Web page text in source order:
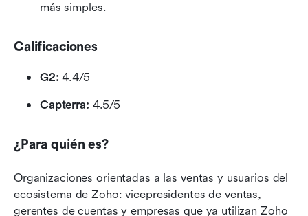
más simples.
Calificaciones
G2: 4.4/5
Capterra: 4.5/5
¿Para quién es?
Organizaciones orientadas a las ventas y usuarios del
ecosistema de Zoho: vicepresidentes de ventas,
gerentes de cuentas y empresas que ya utilizan Zoho